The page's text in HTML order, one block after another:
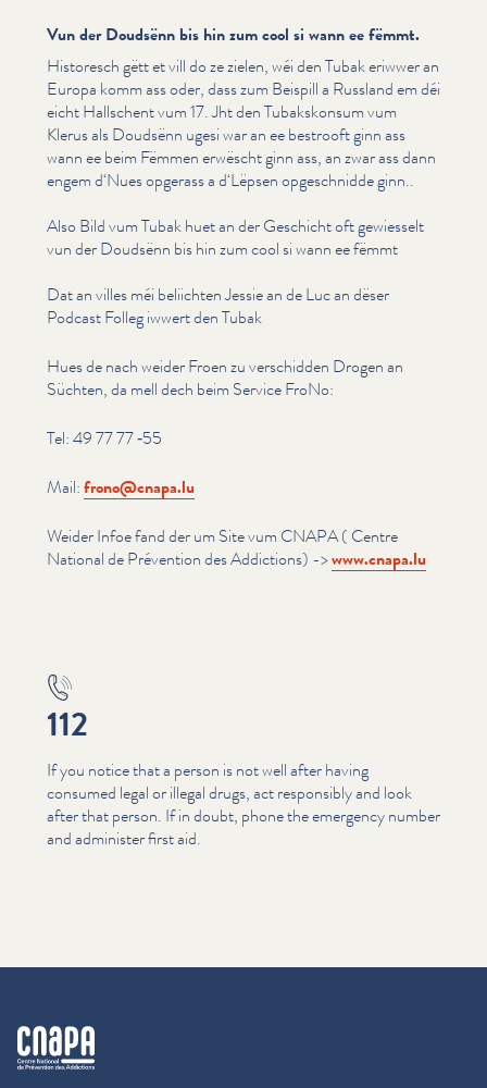
Vun der Doudsënn bis hin zum cool si wann ee fëmmt.
Historesch gëtt et vill do ze zielen, wéi den Tubak eriwwer an
Europa komm ass oder, dass zum Beispill a Russland em déi
eicht Hallschent vum 17. Jht den Tubak­skon­sum vum
Klerus als Doudsënn ugesi war an ee bestrooft ginn ass
wann ee beim Fëmmen erwëscht ginn ass, an zwar ass dann
engem d‘Nues opgerass a d‘Lëpsen opgeschnid­de ginn..
Also Bild vum Tubak huet an der Geschicht oft gewiesselt
vun der Doudsënn bis hin zum cool si wann ee fëmmt
Dat an villes méi beliichten Jessie an de Luc an dëser
Podcast Folleg iwwert den Tubak
Hues de nach weider Froen zu verschidden Drogen an
Süchten, da mell dech beim Service FroNo:
Tel: 49 77 77 ‑55
Mail:frono@​cnapa.​lu
Weider Infoe fand der um Site vum CNAPA ( Centre
National de Prévention des Addictions) ->www​.cnapa​.lu
112
If you notice that a person is not well after having
consumed legal or illegal drugs, act responsibly and look
after that person. If in doubt, phone the emergency number
and administer first aid.
cnapa